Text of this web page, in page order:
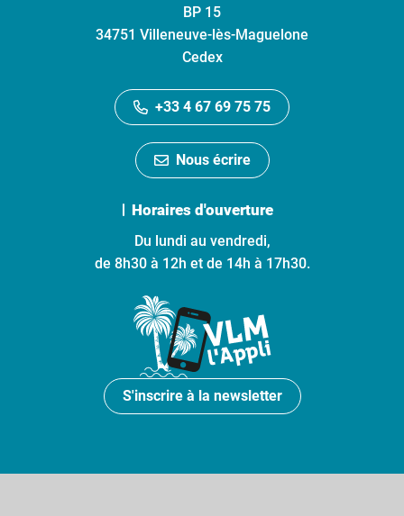
BP 15
34751 Villeneuve-lès-Maguelone
Cedex
+33 4 67 69 75 75
Nous écrire
Horaires d'ouverture
Du lundi au vendredi,
de 8h30 à 12h et de 14h à 17h30.
S'inscrire à la newsletter